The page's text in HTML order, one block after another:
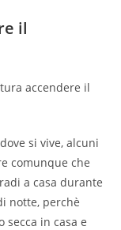
il
accendere il
si vive, alcuni
comunque che
a casa durante
notte, perchè
in casa e